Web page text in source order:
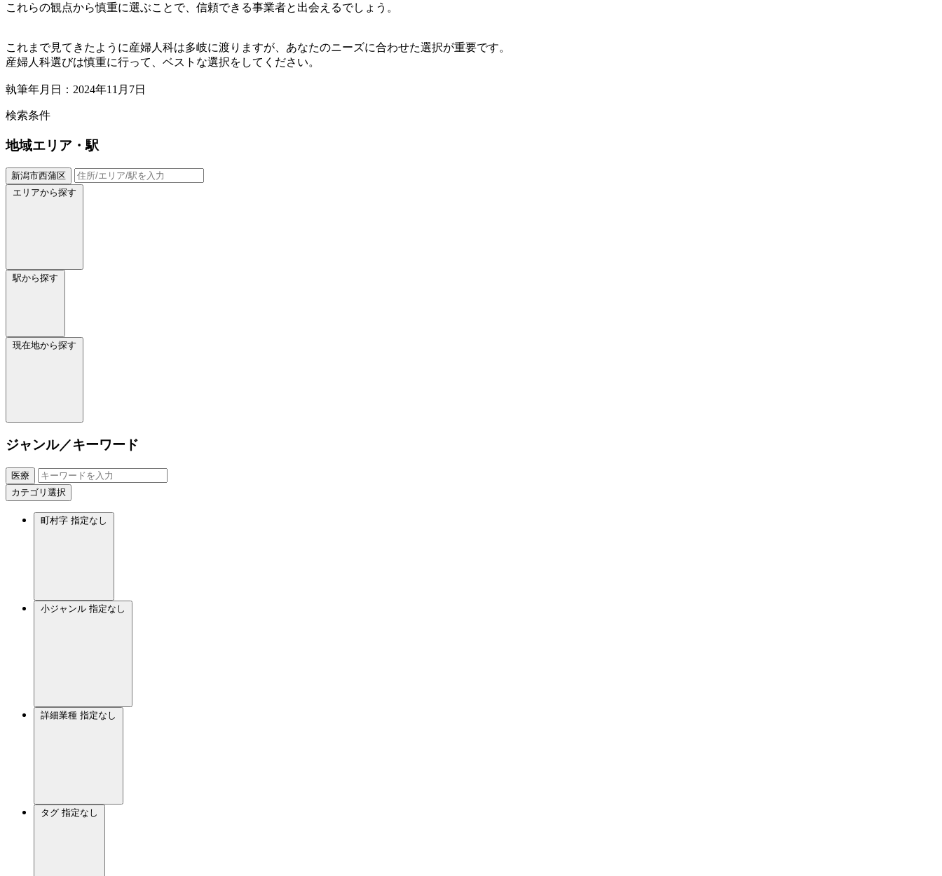
これらの観点から慎重に選ぶことで、信頼できる事業者と出会えるでしょう。
これまで見てきたように産婦人科は多岐に渡りますが、あなたのニーズに合わせた選択が重要です。
産婦人科選びは慎重に行って、ベストな選択をしてください。
執筆年月日：2024年11月7日
検索条件
地域エリア・駅
新潟市西蒲区
エリアから探す
駅から探す
現在地から探す
ジャンル／キーワード
医療
カテゴリ選択
町村字 指定なし
小ジャンル 指定なし
詳細業種 指定なし
タグ 指定なし